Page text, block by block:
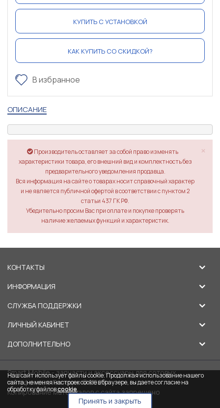
КУПИТЬ С УСТАНОВКОЙ
КАК КУПИТЬ СО СКИДКОЙ?
В избранное
ОПИСАНИЕ
×
Производитель оставляет за собой право изменять
характеристики товара, его внешний вид и комплектность без
предварительного уведомления продавца.
Вся информация на сайте о товарах носит справочный характер
и не является публичной офертой в соответствии с пунктом 2
статьи 437 ГК РФ.
Убедительно просим Вас при оплате и покупке проверять
наличие желаемых функций и характеристик.
КОНТАКТЫ
ИНФОРМАЦИЯ
СЛУЖБА ПОДДЕРЖКИ
ЛИЧНЫЙ КАБИНЕТ
ДОПОЛНИТЕЛЬНО
Smart Mobile - запчасти и аксессуары для сотовых
телефонов в Липецке © 2026
Копирование материалов с сайта запрещено
Наш сайт использует файлы cookie. Продолжая использование нашего
сайта, не меняя настроек cookie в браузере, вы даете согласие на
обработку файловcookie.
Принять и закрыть